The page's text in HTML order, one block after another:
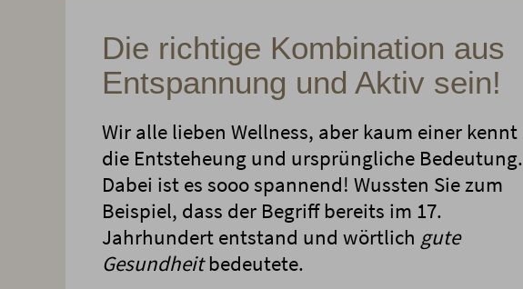
Die richtige Kombination aus
Entspannung und Aktiv sein!
Wir alle lieben Wellness, aber kaum einer kennt
die Entsteheung und ursprüngliche Bedeutung.
Dabei ist es sooo spannend! Wussten Sie zum
Beispiel, dass der Begriff bereits im 17.
Jahrhundert entstand und wörtlich gute
Gesundheitbedeutete.